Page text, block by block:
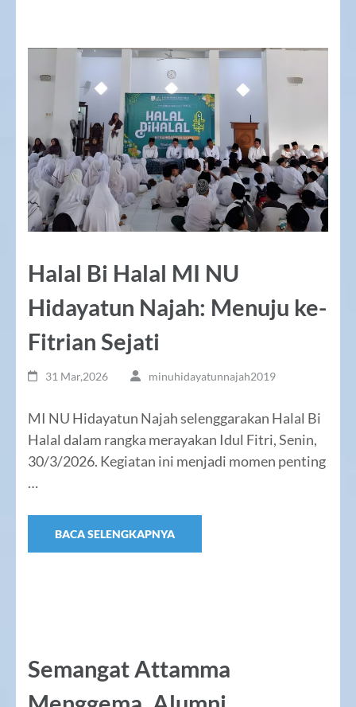
Halal Bi Halal MI NU
Hidayatun Najah: Menuju ke-
Fitrian Sejati
31 Mar,2026 minuhidayatunnajah2019
MI NU Hidayatun Najah selenggarakan Halal Bi
Halal dalam rangka merayakan Idul Fitri, Senin,
30/3/2026. Kegiatan ini menjadi momen penting
…
BACA SELENGKAPNYA
Semangat Attamma